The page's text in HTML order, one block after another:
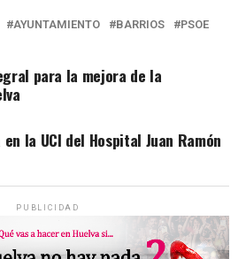
AYUNTAMIENTO BARRIOS PSOE
para la mejora de la
la UCI del Hospital Juan Ramón
PUBLICIDAD